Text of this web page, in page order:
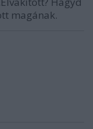
magának.